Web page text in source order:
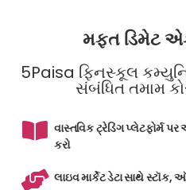
મફત ડિમેટ
5Paisa ફિનસ્કૂલ
સંબંધિત તમામ
વાસ્તવિક ટ્રેડિંગ પ્લેટફોર્મ
કરો
લાઇવ માર્કેટ ડેટા સાથે